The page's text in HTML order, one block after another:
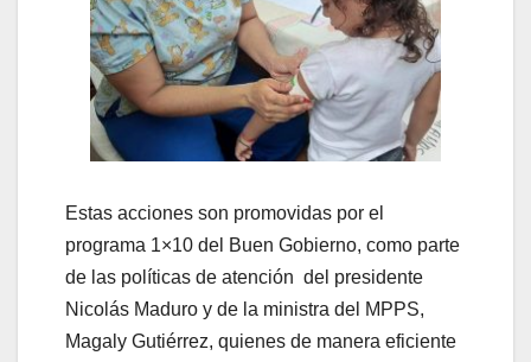
Estas acciones son promovidas por el
programa 1×10 del Buen Gobierno, como parte
de las políticas de atención del presidente
Nicolás Maduro y de la ministra del MPPS,
Magaly Gutiérrez, quienes de manera eficiente